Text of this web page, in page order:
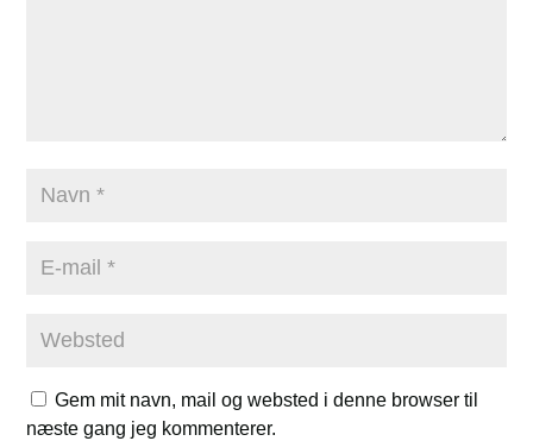
Gem mit navn, mail og websted i denne browser til
næste gang jeg kommenterer.